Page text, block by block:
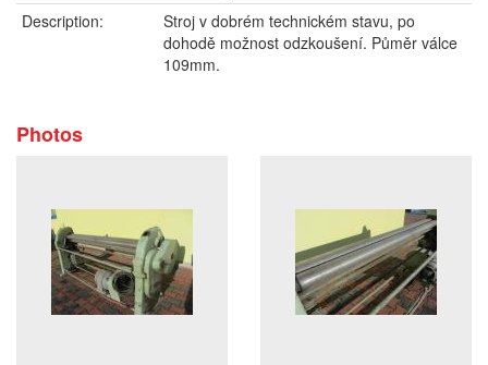
Description:
Stroj v dobrém technickém stavu, po
dohodě možnost odzkoušení. Půměr válce
109mm.
Photos